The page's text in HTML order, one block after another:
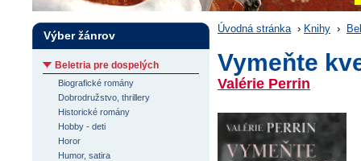
Úvodná stránka › Knihy ›
Vymeňte
Valérie Perrin
Výber žánrov
Beletria pre dospelých
Biografické romány
Dobrodružstvo, thrillery
Historické romány
Hobby - deti
Horor
Humor, satira